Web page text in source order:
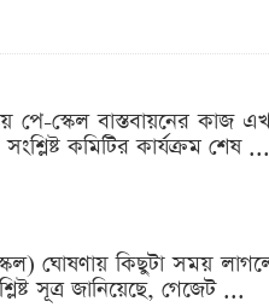
পে-স্কেল বাস্তবায়নের কাজ
কমিটির কার্যক্রম শেষ ...
ঘোষণায় কিছুটা সময়
সূত্র জানিয়েছে, গেজেট ...